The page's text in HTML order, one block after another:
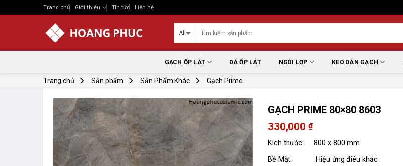
to
Trang chủ Giới thiệu Tin tức Liên hệ
GẠCH ỐP LÁT ĐÁ ỐP LÁT NGÓI LỢP KEO DÁN GẠCH
Trang chủ Sản phẩm Sản Phẩm Khác Gạch Prime
GẠCH PRIME 80×80 8603
330,000₫
Kích thước: 800 x 800 mm
Bề Mặt: Hiệu ứng điêu khắc